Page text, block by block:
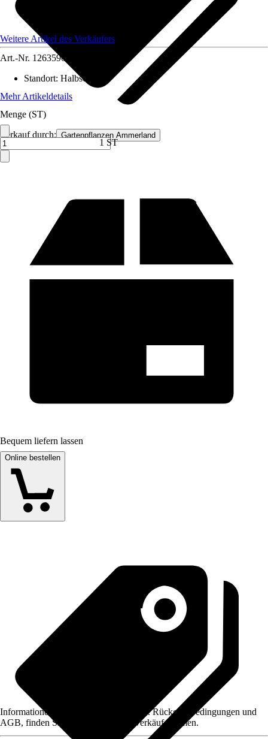
Verkauf durch: Gartenpflanzen Ammerland
Weitere Artikel des Verkäufers
Art.-Nr. 12635906
Standort: Halbschatten
Mehr Artikeldetails
Menge (ST)
1 ST
Bequem liefern lassen
Online bestellen
Informationen des Verkäufers, wie z. B. Rückgabebedingungen und
AGB, finden Sie bei Klick auf den Verkäufernamen.